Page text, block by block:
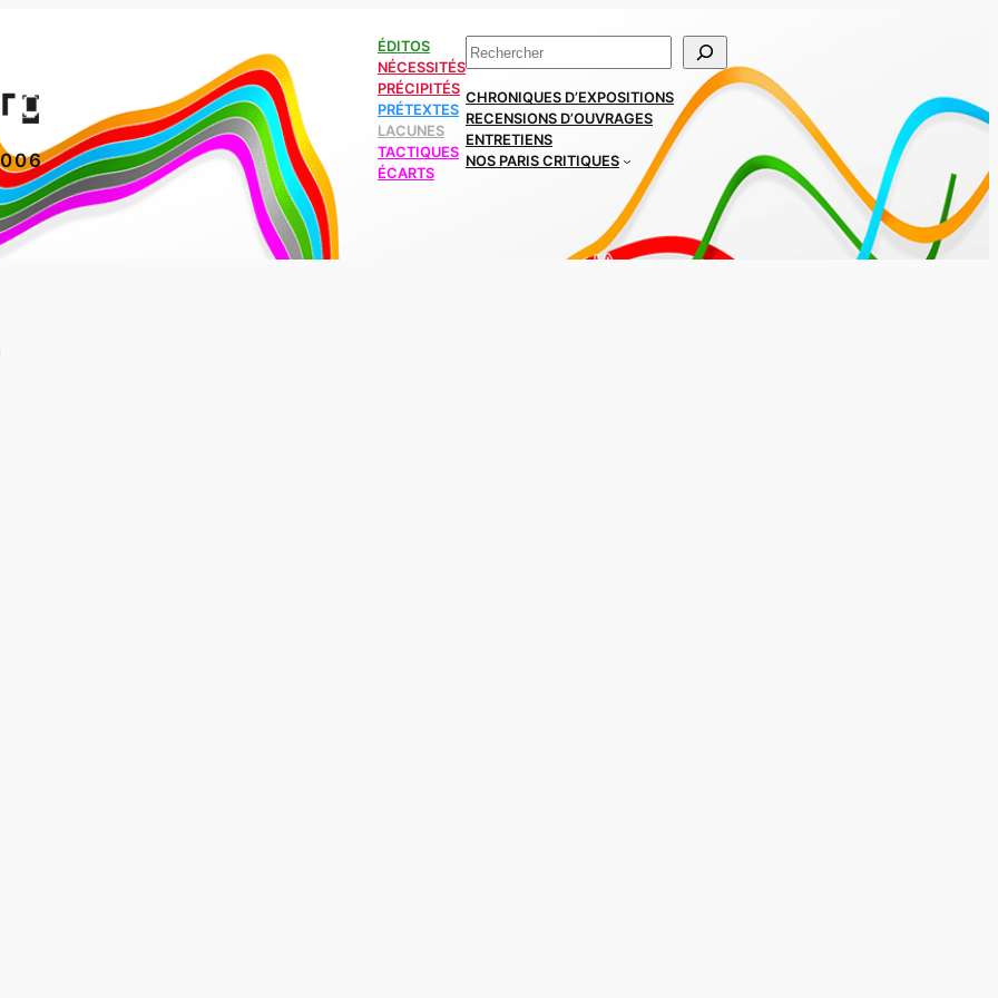
ÉDITOS
NÉCESSITÉS
PRÉCIPITÉS
PRÉTEXTES
LACUNES
TACTIQUES
ÉCARTS
Rechercher
CHRONIQUES D’EXPOSITIONS
RECENSIONS D’OUVRAGES
ENTRETIENS
NOS PARIS CRITIQUES